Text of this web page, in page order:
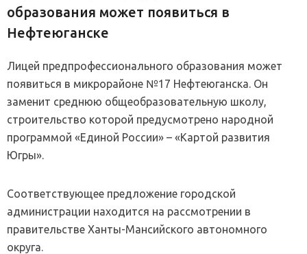
образования может появиться в
Нефтеюганске
Лицей предпрофессионального образования может
появиться в микрорайоне №17 Нефтеюганска. Он
заменит среднюю общеобразовательную школу,
строительство которой предусмотрено народной
программой «Единой России» – «Картой развития
Югры».
Соответствующее предложение городской
администрации находится на рассмотрении в
правительстве Ханты-Мансийского автономного
округа.